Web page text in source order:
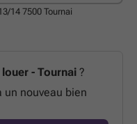
14 7500 Tournai
- Tournai ?
un nouveau bien